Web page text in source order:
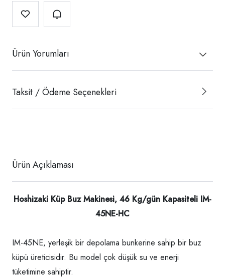
Ürün Yorumları
Taksit / Ödeme Seçenekleri
Ürün Açıklaması
Hoshizaki Küp Buz Makinesi, 46 Kg/gün Kapasiteli IM-
45NE-HC
IM-45NE, yerleşik bir depolama bunkerine sahip bir buz
küpü üreticisidir. Bu model çok düşük su ve enerji
tüketimine sahiptir.